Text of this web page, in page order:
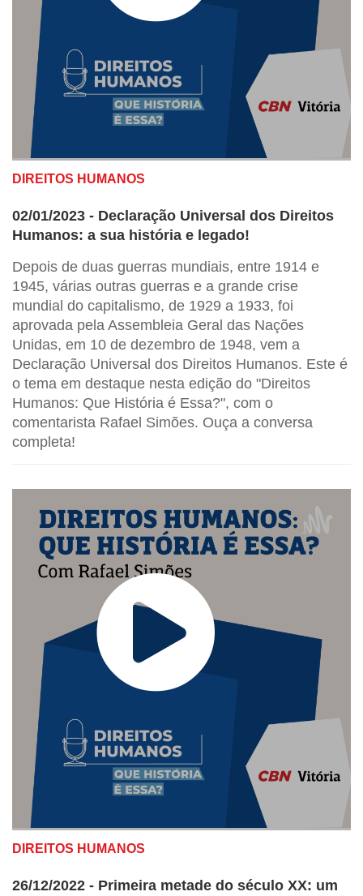
DIREITOS HUMANOS
02/01/2023 - Declaração Universal dos Direitos
Humanos: a sua história e legado!
Depois de duas guerras mundiais, entre 1914 e
1945, várias outras guerras e a grande crise
mundial do capitalismo, de 1929 a 1933, foi
aprovada pela Assembleia Geral das Nações
Unidas, em 10 de dezembro de 1948, vem a
Declaração Universal dos Direitos Humanos. Este é
o tema em destaque nesta edição do "Direitos
Humanos: Que História é Essa?", com o
comentarista Rafael Simões. Ouça a conversa
completa!
DIREITOS HUMANOS
26/12/2022 - Primeira metade do século XX: um